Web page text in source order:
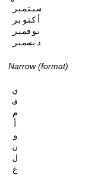
سبتمبر
أكتوبر
نوفمبر
ديسمبر
Narrow (format)
ي
ف
م
أ
و
ن
ل
غ